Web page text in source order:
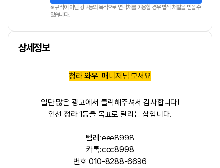
※ 구직이 아닌 광고등의 목적으로 연락처를 이용할 경우 법적 처벌을 받을 수
있습니다.
상세정보
청라 와우 매니저님 모셔요
일단 많은 광고에서 클릭해주셔서 감사합니다!
인천 청라 1등을 목표로 달리는 샵입니다.
텔레:eee8998
카톡:ccc8998
번호 010-8288-6696